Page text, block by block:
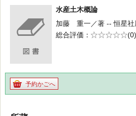
水産土木概論
加藤 重一／著 -- 恒星社
総合評価
5段階評価
(0)
予約かごへ